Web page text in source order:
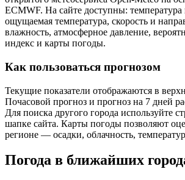
ECMWF. На сайте доступны: температура
ощущаемая температура, скорость и
влажность, атмосферное давление,
индекс и карты погоды.
Как пользоваться прогнозом
Текущие показатели отображаются в
Почасовой прогноз и прогноз на 7 дней
Для поиска другого города используйте
шапке сайта. Карты погоды позволяют
регионе — осадки, облачность,
Погода в ближайших